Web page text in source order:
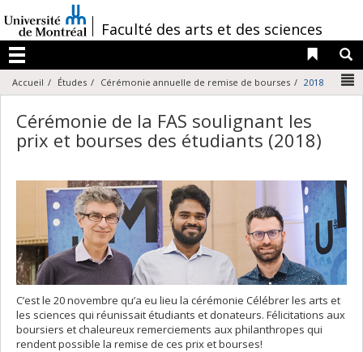
au
contenu
/Faculté des arts et des sciences
Menu
Liens
Accueil Études Cérémonie annuelle de remise de bourses 2018
Cérémonie de la FAS soulignant les
prix et bourses des étudiants (2018)
C’est le 20 novembre qu’a eu lieu la cérémonie Célébrer les arts et
les sciences qui réunissait étudiants et donateurs. Félicitations aux
boursiers et chaleureux remerciements aux philanthropes qui
rendent possible la remise de ces prix et bourses!